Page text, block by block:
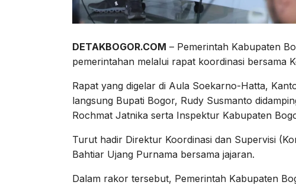
DETAKBOGOR.COM – Pemerintah Kabupaten
pemerintahan melalui rapat koordinasi bersama
Rapat yang digelar di Aula Soekarno-Hatta,
langsung Bupati Bogor, Rudy Susmanto
Rochmat Jatnika serta Inspektur Kabupaten
Turut hadir Direktur Koordinasi dan Supervisi
Bahtiar Ujang Purnama bersama jajaran.
Dalam rakor tersebut, Pemerintah Kabupaten